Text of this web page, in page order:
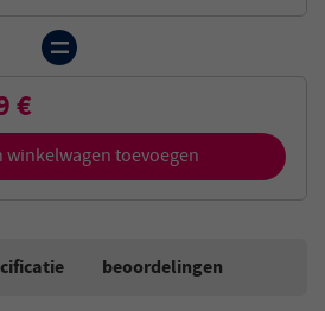
€
winkelwagen toevoegen
beoordelingen